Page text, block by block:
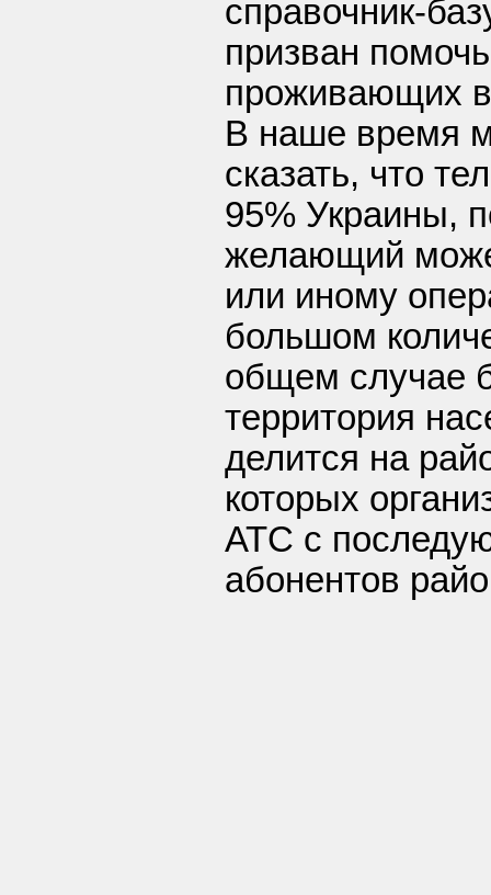
справочник-
призван
проживающих в
В наше время
сказать, что
95% Украины,
желающий
или иному
большом
общем случае
территория
делится на
которых
АТС с
абонентов